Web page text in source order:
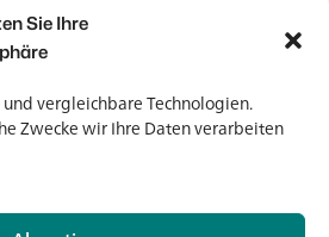
Sie Ihre
vergleichbare Technologien.
Zwecke wir Ihre Daten verarbeiten
Kontakt
Kontakt
Newsletter
Newsletter